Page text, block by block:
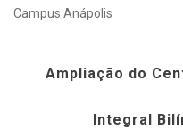
Campus Anápolis
Ampliação do
Integral